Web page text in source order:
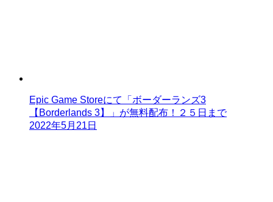
Epic Game Storeにて「ボーダーランズ3
【Borderlands 3】」が無料配布！２５日まで
2022年5月21日